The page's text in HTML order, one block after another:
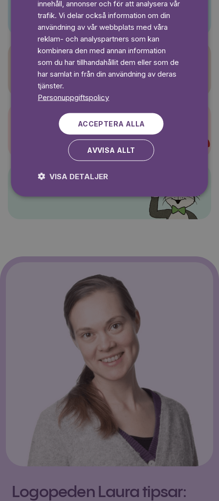
Sagasagor
Super-Charlie
Logopeden Laura tipsar:
innehåll, annonser och för att analysera vår
trafik. Vi delar också information om din
användning av vår webbplats med våra
reklam- och analyspartners som kan
kombinera den med annan information
som du har tillhandahållit dem eller som de
har samlat in från din användning av deras
tjänster.
Personuppgiftspolicy
ACCEPTERA ALLA
AVVISA ALLT
VISA DETALJER